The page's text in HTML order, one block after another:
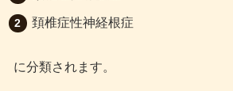
頚椎症性神経根症
に分類されます。